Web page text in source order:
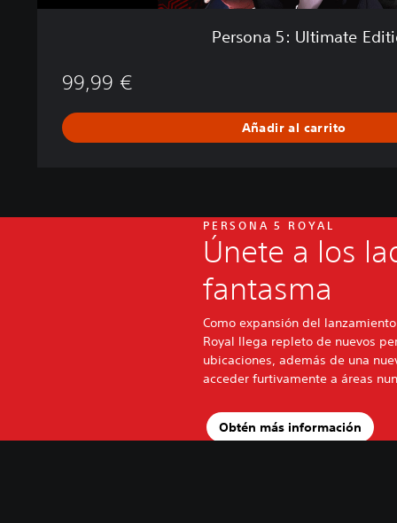
e
Persona 5: Ultimate
99,99 €
Añadir al carrito
PERSONA 5 ROYAL
Únete a los
fantasma
Como expansión del
Royal llega repleto de nuevos
ubicaciones, además de una
acceder furtivamente a áreas
Obtén más información